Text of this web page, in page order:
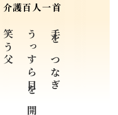
護百人一首
手をつなぎ
うっすら目を開け
笑う父